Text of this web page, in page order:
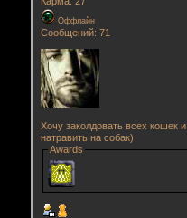
Оффлайн
Сообщений: 71
Хочу заколдовать всех кошек и
натравить на собак)
Awards